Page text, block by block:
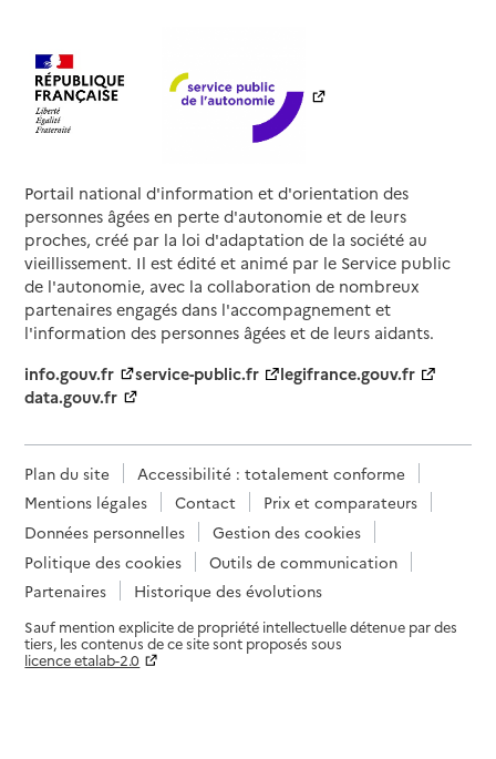
Portail national d'information et d'orientation des
personnes âgées en perte d'autonomie et de leurs
proches, créé par la loi d'adaptation de la société au
vieillissement. Il est édité et animé par le Service public
de l'autonomie, avec la collaboration de nombreux
partenaires engagés dans l'accompagnement et
l'information des personnes âgées et de leurs aidants.
info.gouv.fr
service-public.fr
legifrance.gouv.fr
data.gouv.fr
Plan du site
Accessibilité : totalement conforme
Mentions légales
Contact
Prix et comparateurs
Données personnelles
Gestion des cookies
Politique des cookies
Outils de communication
Partenaires
Historique des évolutions
Sauf mention explicite de propriété intellectuelle détenue par des
tiers, les contenus de ce site sont proposés sous
licence etalab-2.0